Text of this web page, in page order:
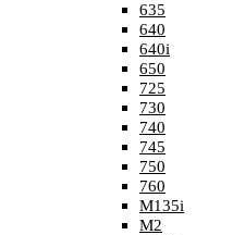
635
640
640i
650
725
730
740
745
750
760
M135i
M2